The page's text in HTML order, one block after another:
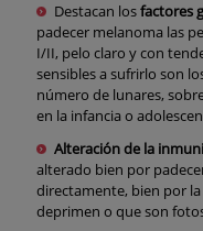
Destacan losfactores
padecer melanoma las
I/II, pelo claro y con
sensibles a sufrirlo son
número de lunares,
en la infancia o
Alteración de la
alterado bien por
directamente, bien por
deprimen o que son